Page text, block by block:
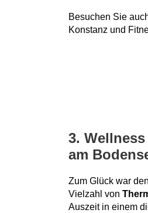
Besuchen Sie
Konstanz und
3.
am
Zum Glück war
Vielzahl von
Auszeit in einem